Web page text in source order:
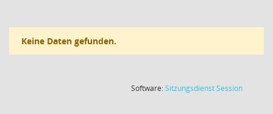
Keine Daten gefunden.
Software:SitzungsdienstSession(Wird in